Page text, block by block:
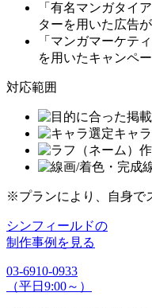
「有名マンガタイ
ターを用いた広告
「マンガマーケテ
を用いたキャンペ
対応範囲
キャ
※プランにより、自身で
シンフィールドの
制作事例を見る
03-6910-0933
（平日9:00～）